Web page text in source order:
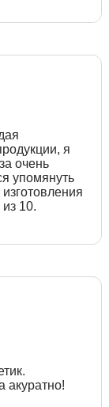
я
очень
упомянуть
10.
акуратно!